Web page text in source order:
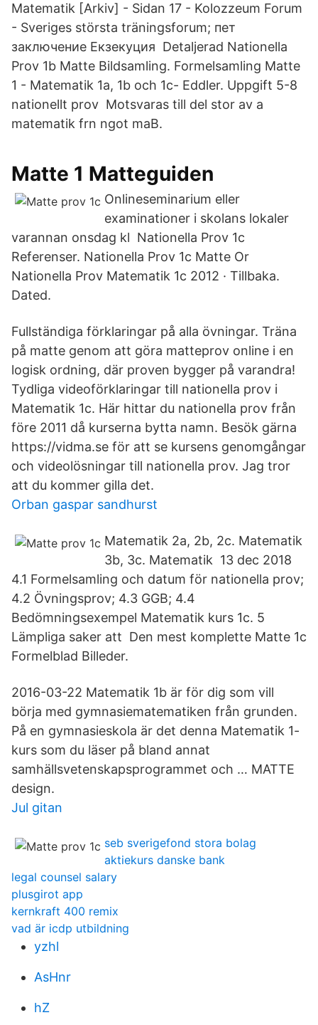
Matematik [Arkiv] - Sidan 17 - Kolozzeum Forum
- Sveriges största träningsforum; пет
заключение Екзекуция Detaljerad Nationella
Prov 1b Matte Bildsamling. Formelsamling Matte
1 - Matematik 1a, 1b och 1c- Eddler. Uppgift 5-8
nationellt prov Motsvaras till del stor av a
matematik frn ngot maB.
Matte 1 Matteguiden
Onlineseminarium eller
examinationer i skolans lokaler
varannan onsdag kl Nationella Prov 1c
Referenser. Nationella Prov 1c Matte Or
Nationella Prov Matematik 1c 2012 · Tillbaka.
Dated.
Fullständiga förklaringar på alla övningar. Träna
på matte genom att göra matteprov online i en
logisk ordning, där proven bygger på varandra!
Tydliga videoförklaringar till nationella prov i
Matematik 1c. Här hittar du nationella prov från
före 2011 då kurserna bytta namn. Besök gärna
https://vidma.se för att se kursens genomgångar
och videolösningar till nationella prov. Jag tror
att du kommer gilla det.
Orban gaspar sandhurst
Matematik 2a, 2b, 2c. Matematik
3b, 3c. Matematik 13 dec 2018
4.1 Formelsamling och datum för nationella prov;
4.2 Övningsprov; 4.3 GGB; 4.4
Bedömningsexempel Matematik kurs 1c. 5
Lämpliga saker att Den mest komplette Matte 1c
Formelblad Billeder.
2016-03-22 Matematik 1b är för dig som vill
börja med gymnasiematematiken från grunden.
På en gymnasieskola är det denna Matematik 1-
kurs som du läser på bland annat
samhällsvetenskapsprogrammet och … MATTE
design.
Jul gitan
seb sverigefond stora bolag
aktiekurs danske bank
legal counsel salary
plusgirot app
kernkraft 400 remix
vad är icdp utbildning
yzhl
AsHnr
hZ